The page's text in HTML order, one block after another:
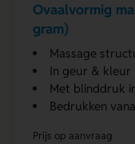
Ovaalvormig
gram)
Massage
In geur & kleur
Met blinddruk
Bedrukken
Prijs op aanvraag